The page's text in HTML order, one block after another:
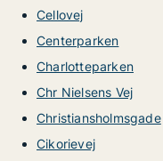
Cellovej
Centerparken
Charlotteparken
Chr Nielsens Vej
Christiansholmsgade
Cikorievej